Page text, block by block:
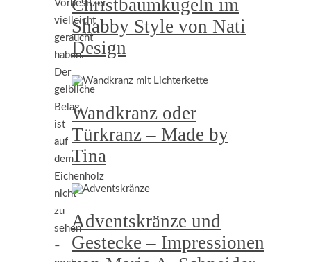
Vorbesitzer
vielleicht
geraucht
haben.
Der
gelbliche
Belag
ist
auf
dem
Eichenholz
nicht
zu
sehen
–
Christbaumkugeln im
Shabby Style von Nati
Design
Wandkranz oder
Türkranz – Made by
Tina
Adventskränze und
Gestecke – Impressionen